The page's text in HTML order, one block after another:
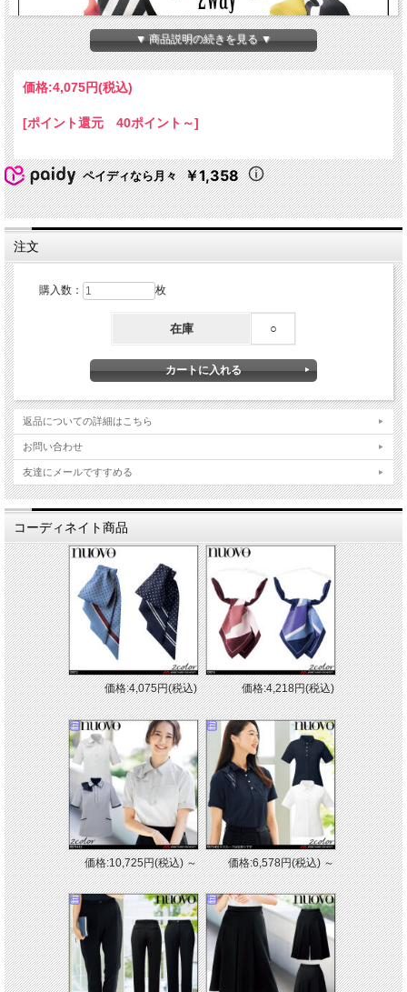
素材
・ポリエステル100%
特徴
・クリップ付
・ピンクとイエローのリバーシブル
※取り寄せ商品、在庫有無、納期後日連絡
▼ 商品説明の続きを見る ▼
価格:4,075円(税込)
[ポイント還元 40ポイント～]
ペイディなら月々 ￥1,358
注文
購入数： 枚
在庫 ○
返品についての詳細はこちら
お問い合わせ
友達にメールですすめる
コーディネイト商品
価格:4,075円(税込) 価格:4,218円(税込)
価格:10,725円(税込)～ 価格:6,578円(税込)～